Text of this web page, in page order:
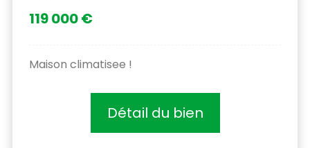
119 000 €
Maison climatisee !
Détail du bien